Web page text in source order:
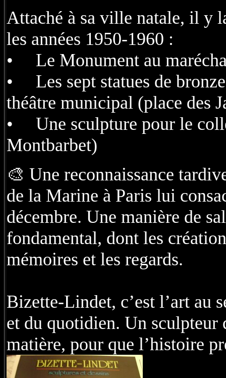
Attaché à sa ville natale, il y
les années 1950-1960 :
• Le Monument au
• Les sept statues de
théâtre municipal (place des
• Une sculpture pour le
Montbarbet)
🎨 Une reconnaissance
de la Marine à Paris lui
décembre. Une manière de
fondamental, dont les
mémoires et les regards.
Bizette-Lindet, c’est l’art au
et du quotidien. Un sculpteur
matière, pour que l’histoire